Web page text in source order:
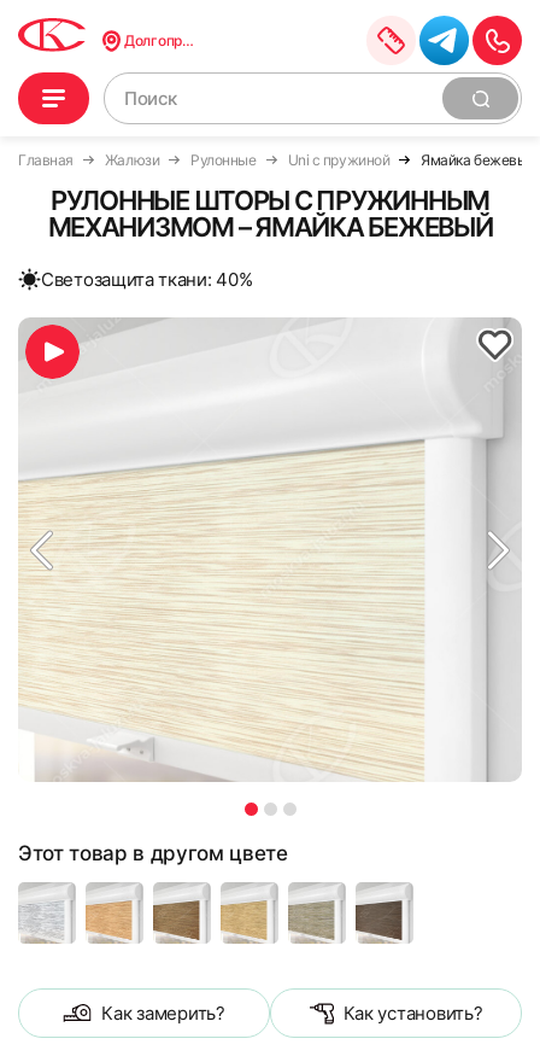
Долгопрудный
Главная Жалюзи Рулонные Uni с пружиной Ямайка бежевый
РУЛОННЫЕ ШТОРЫ С ПРУЖИННЫМ
МЕХАНИЗМОМ – ЯМАЙКА БЕЖЕВЫЙ
Cветозащита ткани: 40%
Этот товар в другом цвете
Как замерить? Как установить?